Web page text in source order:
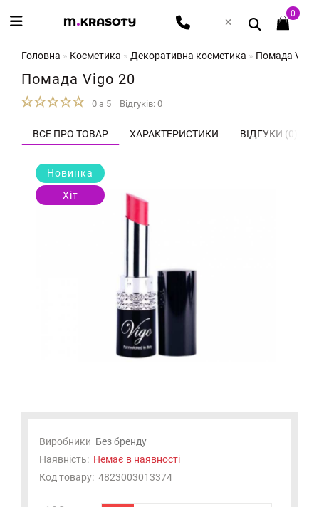
0
Головна Косметика Декоративна косметика Помада Vigo
Помада Vigo 20
0 з 5 Відгуків: 0
ВСЕ ПРО ТОВАР ХАРАКТЕРИСТИКИ ВІДГУКИ (0)
Новинка
Хіт
Виробники Без бренду
Наявність: Немає в наявності
Код товару: 4823003013374